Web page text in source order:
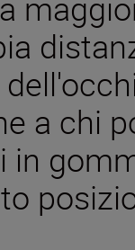
a chi
in